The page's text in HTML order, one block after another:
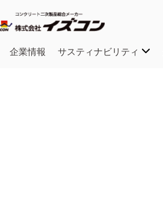
企業情報 サスティナビリティ